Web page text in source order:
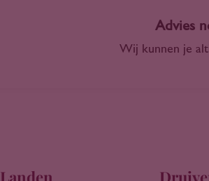
Advies
Wij kunnen je
Landen